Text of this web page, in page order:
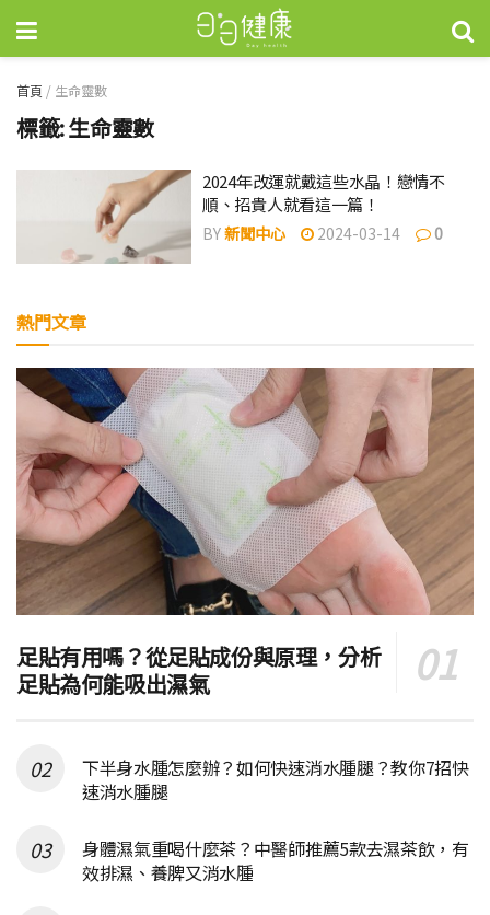
首頁 / 生命靈數
標籤:生命靈數
2024年改運就戴這些水晶！戀情不
順、招貴人就看這一篇！
BY新聞中心 2024-03-14 0
熱門文章
足貼有用嗎？從足貼成份與原理，分析
足貼為何能吸出濕氣
下半身水腫怎麼辦？如何快速消水腫腿？教你7招快
速消水腫腿
身體濕氣重喝什麼茶？中醫師推薦5款去濕茶飲，有
效排濕、養脾又消水腫